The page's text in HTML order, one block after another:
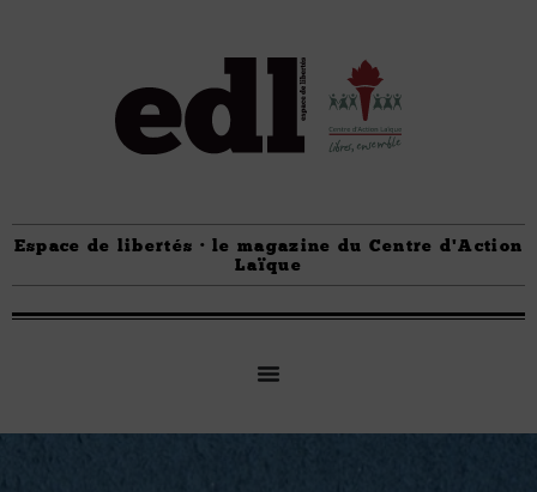
Espace de libertés · le magazine du Centre d'Action
Laïque